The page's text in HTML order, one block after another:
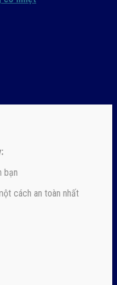
bạn
cách an toàn nhất